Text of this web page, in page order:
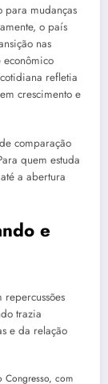
para mudanças
o país
nas
econômico
refletia
crescimento e
comparação
quem estuda
a abertura
e
trazia
e da relação
Congresso, com